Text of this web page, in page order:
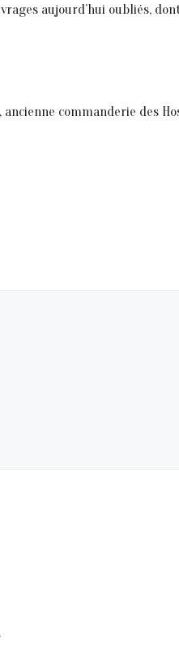
aujourd’hui oubliés,
ancienne commanderie des